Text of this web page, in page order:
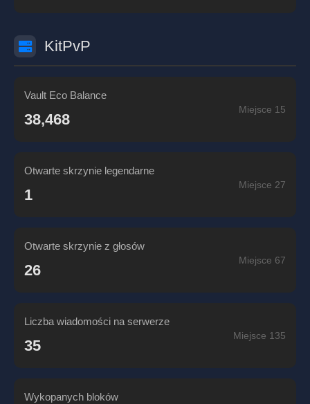
KitPvP
Vault Eco Balance
38,468
Miejsce 15
Otwarte skrzynie legendarne
1
Miejsce 27
Otwarte skrzynie z głosów
26
Miejsce 67
Liczba wiadomości na serwerze
35
Miejsce 135
Wykopanych bloków